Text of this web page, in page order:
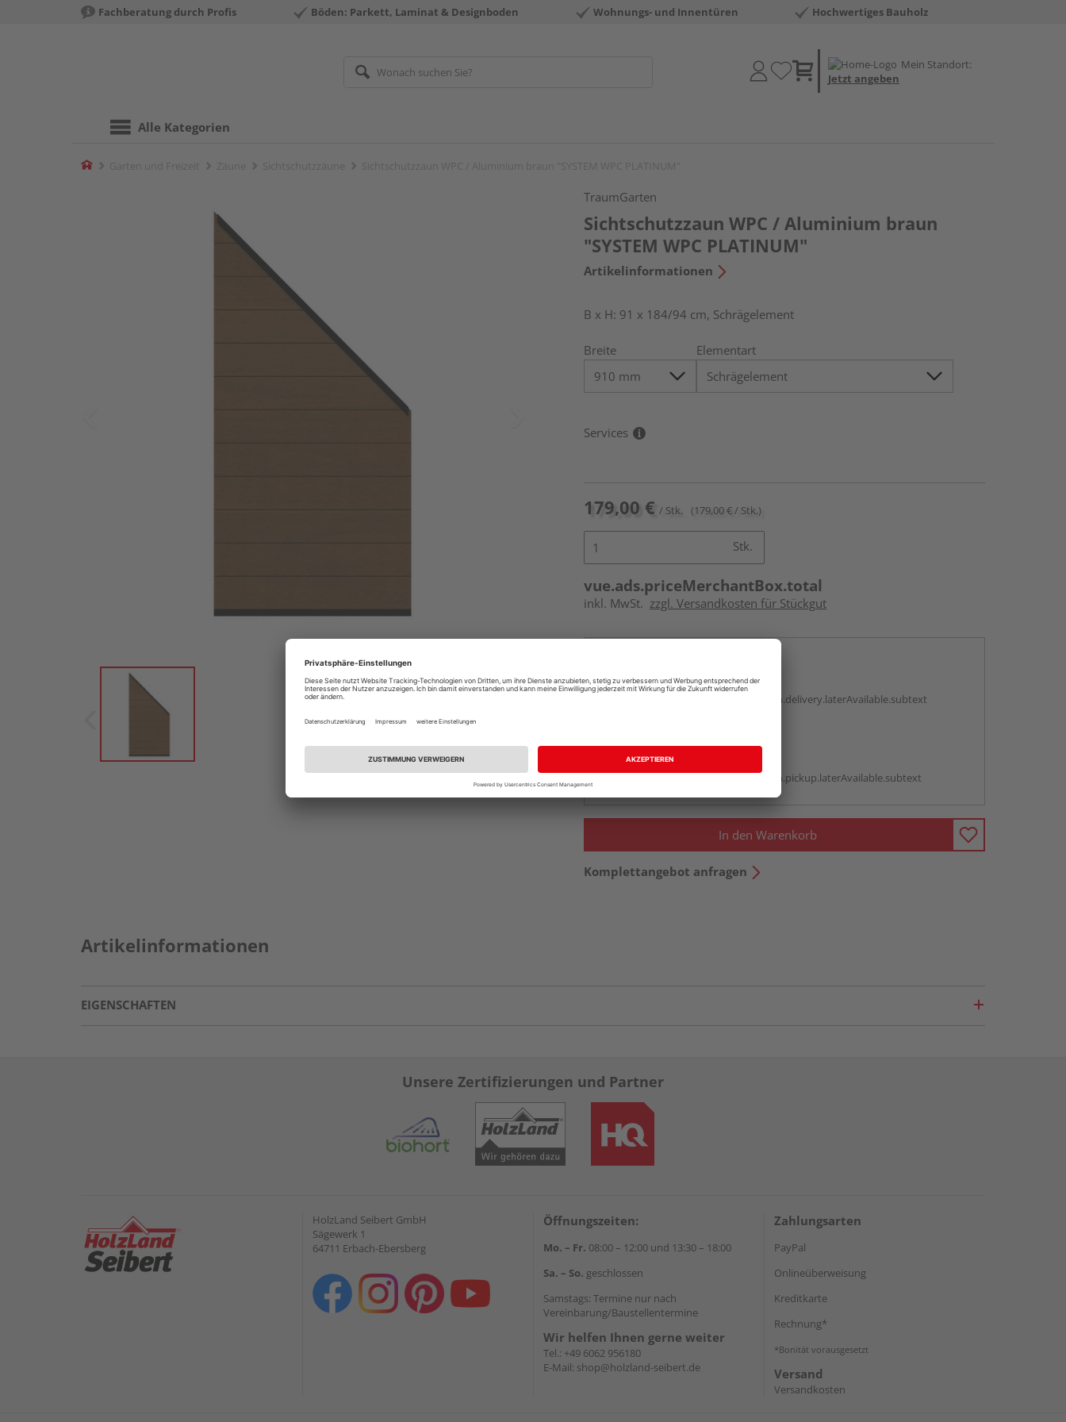
Fachberatung durch Profis Böden: Parkett, Laminat & Designboden Wohnungs- und Innentüren Hochwertiges Bauholz
Mein Standort:
Jetzt angeben
Alle Kategorien
Home
TraumGarten
Sichtschutzzaun WPC / Aluminium braun
"SYSTEM WPC PLATINUM"
Artikelinformationen
B x H: 91 x 184/94 cm, Schrägelement
Breite Elementart
Services
179,00 € / Stk. (179,00 € / Stk.)
Stk.
vue.ads.priceMerchantBox.total
inkl. MwSt. zzgl. Versandkosten für Stückgut
Auf Vorbestellung:
vue.ads.priceMerchantBox.option.delivery.laterAvailable.subtext
Auf Vorbestellung:
vue.ads.priceMerchantBox.option.pickup.laterAvailable.subtext
In den Warenkorb
Komplettangebot anfragen
Artikelinformationen
EIGENSCHAFTEN
Unsere Zertifizierungen und Partner
HolzLand Seibert GmbH
Sägewerk 1
64711 Erbach-Ebersberg
Öffnungszeiten:
Mo. – Fr. 08:00 – 12:00 und 13:30 – 18:00
Sa. – So. geschlossen
Samstags: Termine nur nach
Vereinbarung/Baustellentermine
Wir helfen Ihnen gerne weiter
Tel.: +49 6062 956180
E-Mail: shop@holzland-seibert.de
Zahlungsarten
PayPal
Onlineüberweisung
Kreditkarte
Rechnung*
*Bonität vorausgesetzt
Versand
Versandkosten